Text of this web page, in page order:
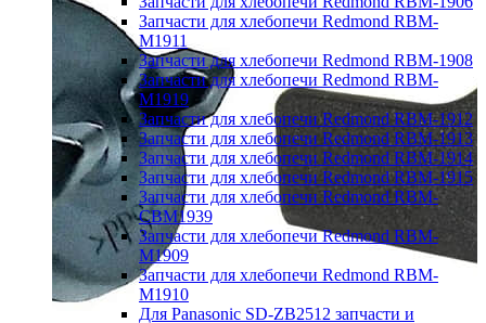
Запчасти для хлебопечи Redmond RBM-
M1911
Запчасти для хлебопечи Redmond RBM-1908
Запчасти для хлебопечи Redmond RBM-
M1919
Запчасти для хлебопечи Redmond RBM-1912
Запчасти для хлебопечи Redmond RBM-1913
Запчасти для хлебопечи Redmond RBM-1914
Запчасти для хлебопечи Redmond RBM-1915
Запчасти для хлебопечи Redmond RBM-
CBM1939
Запчасти для хлебопечи Redmond RBM-
M1909
Запчасти для хлебопечи Redmond RBM-
M1910
Для Panasonic SD-ZB2512 запчасти и